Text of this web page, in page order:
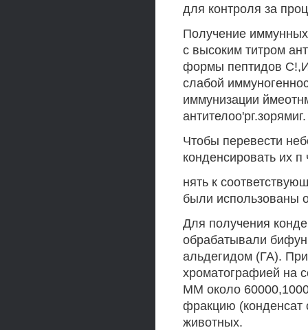
для контроля за
Получение
с высоким титром
формы пептидов
слабой
иммунизации
антителоо'рг.зорямиг.
Чтобы перевести
конденсировать их п
нять к
были использованы
Для получения
обрабатывали
альдегидом (ГА).
хроматографией на
ММ около
фракцию (конденсат
животных.